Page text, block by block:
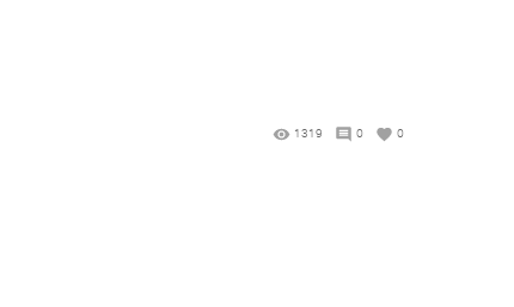
1319 0 0